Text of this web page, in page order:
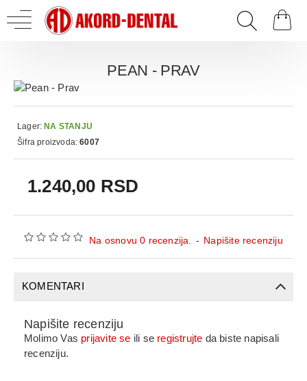
PEAN - PRAV
Na osnovu 0 recenzija. - Napišite recenziju
1.240,00 RSD
Lager: NA STANJU
Šifra proizvoda: 6007
KOMENTARI
Napišite recenziju
Molimo Vas prijavite se ili se registrujte da biste napisali
recenziju.